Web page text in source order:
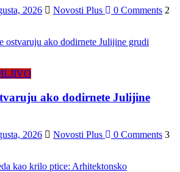
2026 Novosti Plus 0 Comments 2
ako dodirnete Julijine
2026 Novosti Plus 0 Comments 3